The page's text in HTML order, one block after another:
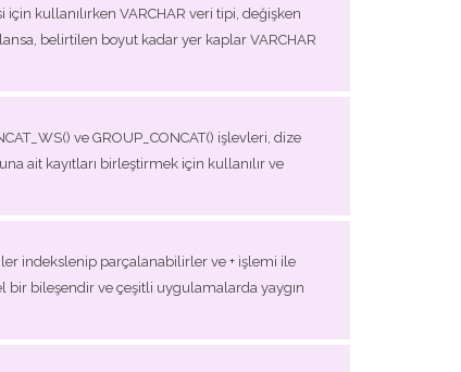
kullanılırken VARCHAR veri tipi, değişken
belirtilen boyut kadar yer kaplar VARCHAR
ve GROUP_CONCAT() işlevleri, dize
ait kayıtları birleştirmek için kullanılır ve
indekslenip parçalanabilirler ve + işlemi ile
bir bileşendir ve çeşitli uygulamalarda yaygın